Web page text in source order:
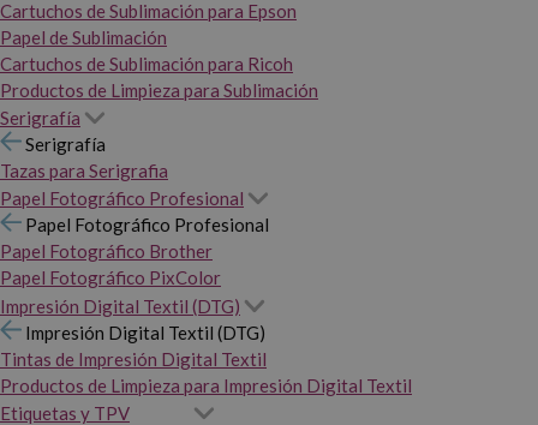
Cartuchos de Sublimación para Epson
Papel de Sublimación
Cartuchos de Sublimación para Ricoh
Productos de Limpieza para Sublimación
Serigrafía
Serigrafía
Tazas para Serigrafia
Papel Fotográfico Profesional
Papel Fotográfico Profesional
Papel Fotográfico Brother
Papel Fotográfico PixColor
Impresión Digital Textil (DTG)
Impresión Digital Textil (DTG)
Tintas de Impresión Digital Textil
Productos de Limpieza para Impresión Digital Textil
Etiquetas y TPV